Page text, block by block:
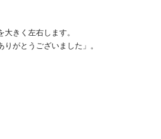
きく左右します。
がとうございました」。